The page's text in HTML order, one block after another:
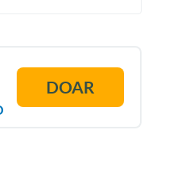
DOAR